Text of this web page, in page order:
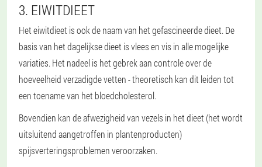
3. EIWITDIEET
Het eiwitdieet is ook de naam van het gefascineerde dieet. De
basis van het dagelijkse dieet is vlees en vis in alle mogelijke
variaties. Het nadeel is het gebrek aan controle over de
hoeveelheid verzadigde vetten - theoretisch kan dit leiden tot
een toename van het bloedcholesterol.
Bovendien kan de afwezigheid van vezels in het dieet (het wordt
uitsluitend aangetroffen in plantenproducten)
spijsverteringsproblemen veroorzaken.